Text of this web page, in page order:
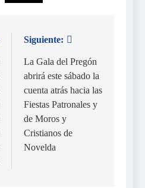
Siguiente:
La Gala del Pregón
abrirá este sábado la
cuenta atrás hacia las
Fiestas Patronales y
de Moros y
Cristianos de
Novelda